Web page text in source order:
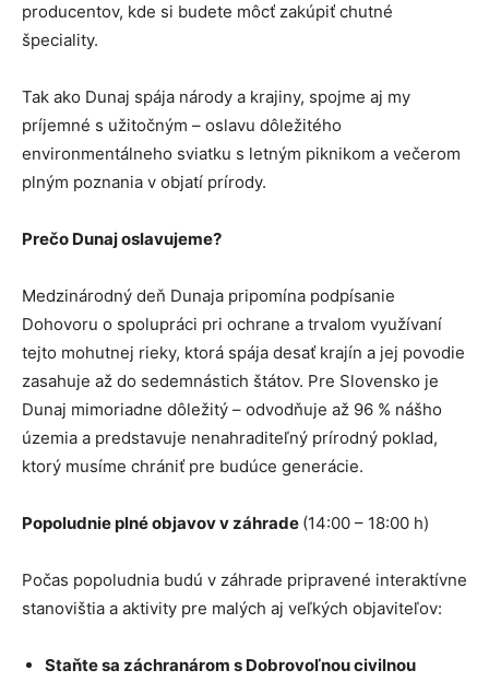
producentov, kde si budete môcť zakúpiť chutné
špeciality.
Tak ako Dunaj spája národy a krajiny, spojme aj my
príjemné s užitočným – oslavu dôležitého
environmentálneho sviatku s letným piknikom a večerom
plným poznania v objatí prírody.
Prečo Dunaj oslavujeme?
Medzinárodný deň Dunaja pripomína podpísanie
Dohovoru o spolupráci pri ochrane a trvalom využívaní
tejto mohutnej rieky, ktorá spája desať krajín a jej povodie
zasahuje až do sedemnástich štátov. Pre Slovensko je
Dunaj mimoriadne dôležitý – odvodňuje až 96 % nášho
územia a predstavuje nenahraditeľný prírodný poklad,
ktorý musíme chrániť pre budúce generácie.
Popoludnie plné objavov v záhrade (14:00 – 18:00 h)
Počas popoludnia budú v záhrade pripravené interaktívne
stanovištia a aktivity pre malých aj veľkých objaviteľov:
Staňte sa záchranárom s Dobrovoľnou civilnou